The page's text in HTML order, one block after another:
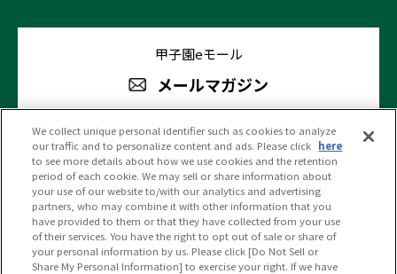
甲子園eモール
メールマガジン
阪神甲子園球場 公式SNS
(c)HANSHIN KOSHIEN STADIUM All Rights Reserved.
We collect unique personal identifier such as cookies to analyze
our traffic and to personalize content and ads. Please click here
to see more details about how we use cookies and the retention
period of each cookie. We may sell or share information about
your use of our website to/with our analytics and advertising
partners, who may combine it with other information that you
have provided to them or that they have collected from your use
of their services. You have the right to opt out of sale or share of
your personal information by us. Please click [Do Not Sell or
Share My Personal Information] to exercise your right. If we have